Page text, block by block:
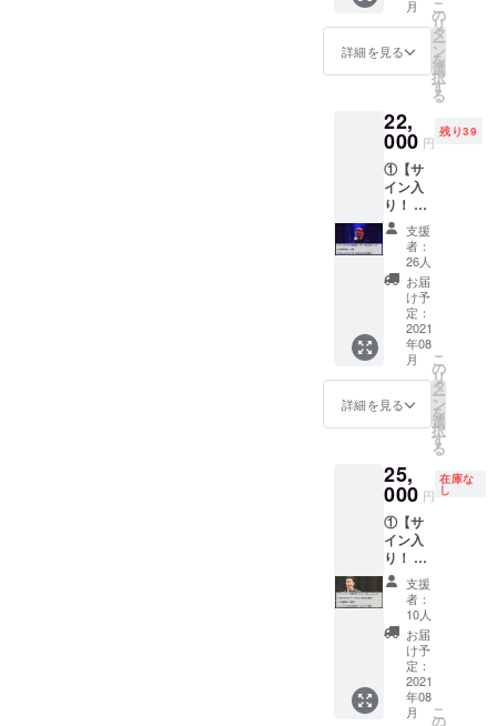
リリースし
話題とな
る。
2019年には
東京文化会
館で「オペ
ラ『石見銀
山』」再演
を果たし大
きな注目を
結成15周年
を迎えた
新作アルバ
世界」を携
え全国14箇
所のツアー
を開催。
音楽ジャン
ルや世代を
超えて、唯
一無二のベ
ルカンティ
ズムを目指
動報告
案内さ
せてい
ト「そ
れでも
世界は
rayディ
スクに
を入れ
てお送
りしま
す。 〇
コン
サート
映像の
完成試
写会に
ご招待
しま
す。
THE
LEGEN
話など
トーク
イベン
トと共
に、コ
ンサー
ト映像
をお楽
しみい
ただき
ます。
試写会
は2021
年8月22
ディス
ク】
②【Blu
-rayの
にあな
たのお
名前
を！】
THE
LEGEN
Dと共に
記念に
残るス
ペシャ
ルリ
ターン
です。
〇THE
LEGEN
D15周
年記念
オー
チャー
ル公演
15周年
記念コ
ンサー
ト「そ
れでも
世界は
美し
い。」
のBlu-
rayディ
月
詳細を見る
こ
の
リ
タ
ー
ン
を
選
択
す
る
22,
000 円
残り39
①【サ
イン入
り！ 15
周年記
念コン
サート
それで
も世界
は美し
い。
Blu-ray
ディス
ク】
②【Blu
-rayの
にあな
たのお
名前
を！】
③【完
成試写
会にご
招待】
〇THE
LEGEN
D15周
年記念
コン
サー
ト、
支援
者：
26人
お届
け予
定：
2021
年08
月
詳細を見る
こ
の
リ
タ
ー
ン
を
選
択
す
る
25,
000 円
在庫な
し
①【サ
イン入
り！ 15
周年記
念コン
サート
それで
も世界
は美し
い。
Blu-ray
ディス
支援
者：
10人
お届
け予
定：
2021
年08
月
こ
の